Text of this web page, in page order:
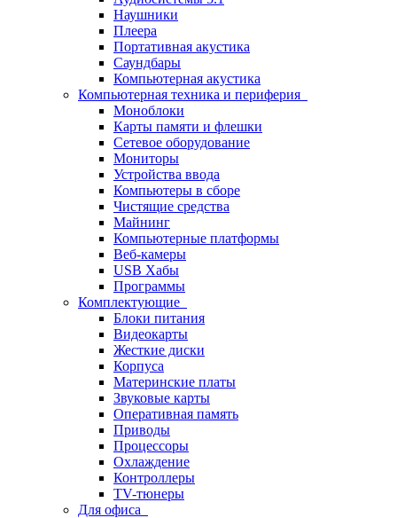
Наушники
Плеера
Портативная акустика
Саундбары
Компьютерная акустика
Компьютерная техника и периферия
Моноблоки
Карты памяти и флешки
Сетевое оборудование
Мониторы
Устройства ввода
Компьютеры в сборе
Чистящие средства
Майнинг
Компьютерные платформы
Веб-камеры
USB Хабы
Программы
Комплектующие
Блоки питания
Видеокарты
Жесткие диски
Корпуса
Материнские платы
Звуковые карты
Оперативная память
Приводы
Процессоры
Охлаждение
Контроллеры
TV-тюнеры
Для офиса